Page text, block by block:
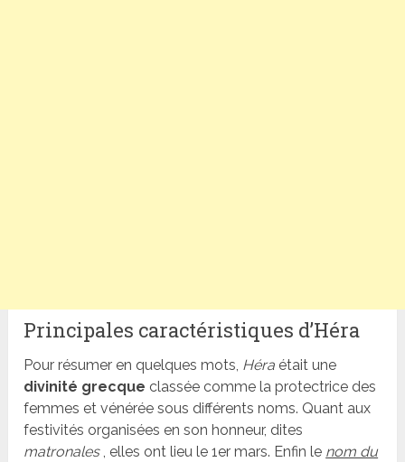
Principales caractéristiques d’Héra
Pour résumer en quelques mots, Héra était une
divinité grecque classée comme la protectrice des
femmes et vénérée sous différents noms. Quant aux
festivités organisées en son honneur, dites
matronales, elles ont lieu le 1er mars. Enfin le nom du